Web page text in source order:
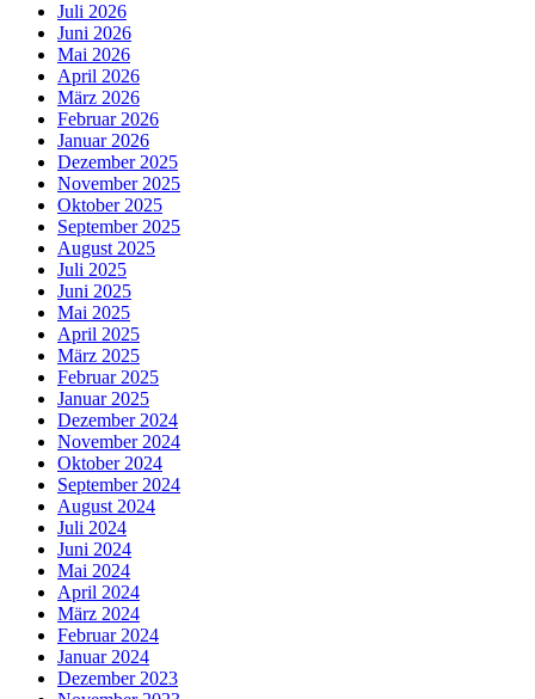
Juli 2026
Juni 2026
Mai 2026
April 2026
März 2026
Februar 2026
Januar 2026
Dezember 2025
November 2025
Oktober 2025
September 2025
August 2025
Juli 2025
Juni 2025
Mai 2025
April 2025
März 2025
Februar 2025
Januar 2025
Dezember 2024
November 2024
Oktober 2024
September 2024
August 2024
Juli 2024
Juni 2024
Mai 2024
April 2024
März 2024
Februar 2024
Januar 2024
Dezember 2023